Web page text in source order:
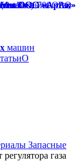
машин
О
Запасные
газа